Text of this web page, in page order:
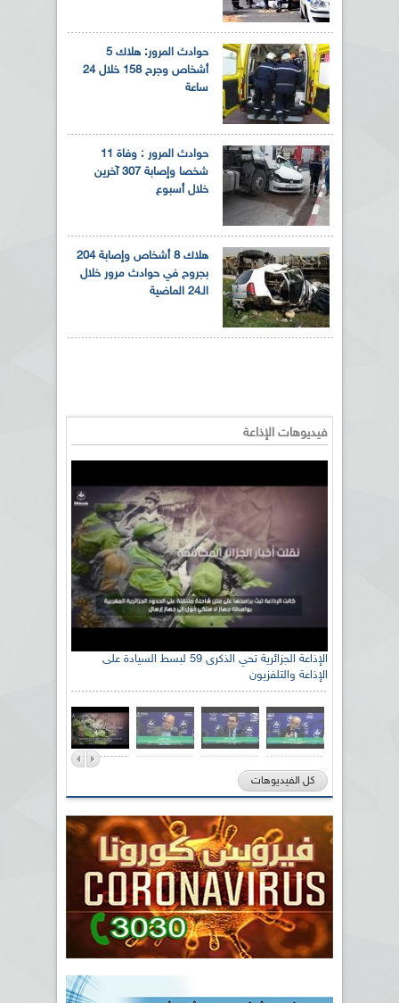
حوادث المرور: هلاك 5
أشخاص وجرح 158 خلال 24
ساعة
حوادث المرور : وفاة 11
شخصا وإصابة 307 آخرين
خلال أسبوع
هلاك 8 أشخاص وإصابة 204
بجروح في حوادث مرور خلال
الـ24 الماضية
فيديوهات الإذاعة
الإذاعة الجزائرية تحي الذكرى 59 لبسط السيادة على
الإذاعة والتلفزيون
كل الفيديوهات